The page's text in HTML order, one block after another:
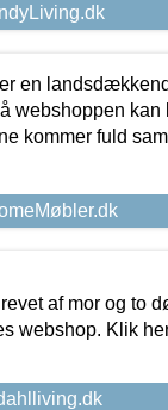
en
webshoppen
kommer fuld
af mor og to
webshop. Klik